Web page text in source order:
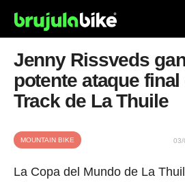
Jenny Rissveds
potente ataque
Track de La Thuile
MOUNTAIN BIKE 03/
La Copa del Mundo de La